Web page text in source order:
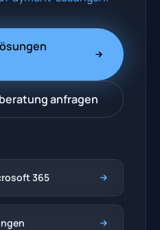
anfragen
365